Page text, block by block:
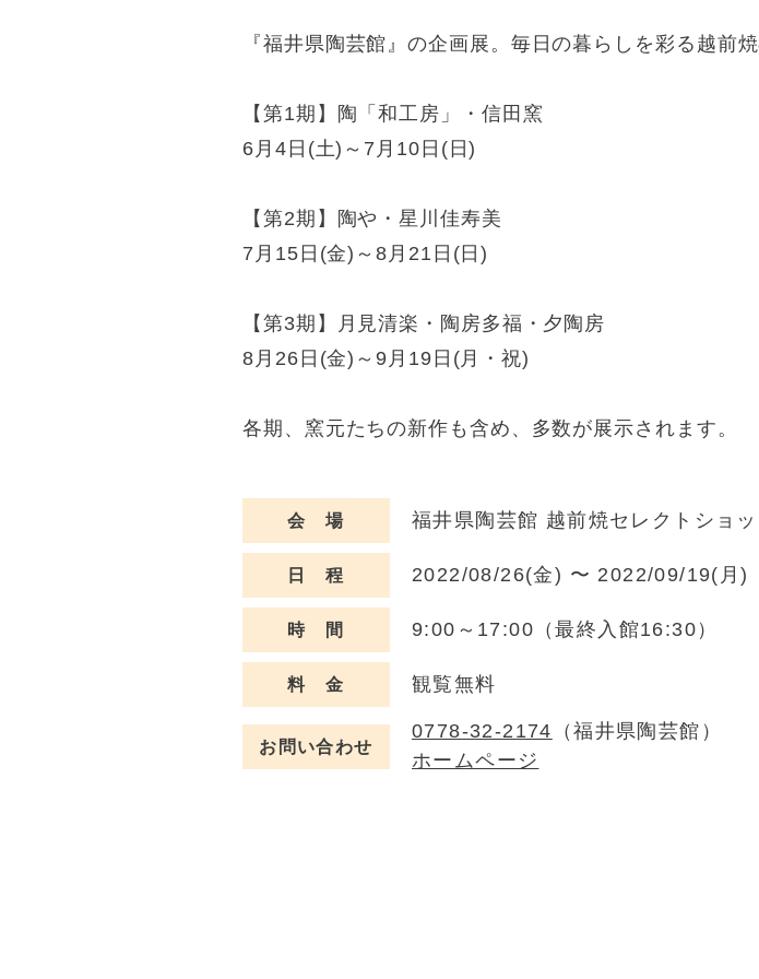
『福井県陶芸館』の企画展。毎日の暮らしを彩る越前
【第1期】陶「和工房」・信田窯
6月4日(土)～7月10日(日)
【第2期】陶や・星川佳寿美
7月15日(金)～8月21日(日)
【第3期】月見清楽・陶房多福・夕陶房
8月26日(金)～9月19日(月・祝)
各期、窯元たちの新作も含め、多数が展示されます。
会 場 福井県陶芸館 越前焼セレクトショ
日 程 2022/08/26(金) 〜 2022/09/19(月)
時 間 9:00～17:00（最終入館16:30）
料 金 観覧無料
お問い合わせ
0778-32-2174 （福井県陶芸館）
ホームページ